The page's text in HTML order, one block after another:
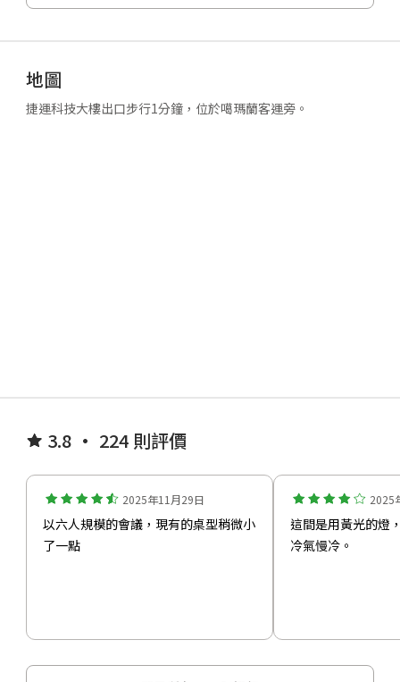
地圖
捷運科技大樓出口步行1分鐘，位於噶瑪蘭客運旁。
3.8 • 224 則評價
2025年11月29日
以六人規模的會議，現有的桌型稍微小
了一點
2025
這間是用黃光的燈
冷氣慢冷。